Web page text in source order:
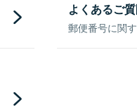
よくあるご
郵便番号に関